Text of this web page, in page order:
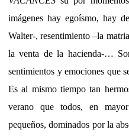
imágenes hay egoísmo, hay
Walter-, resentimiento –la
la venta de la hacienda-…
sentimientos y emociones que
Es al mismo tiempo tan
verano que todos, en
pequeños, dominados por la